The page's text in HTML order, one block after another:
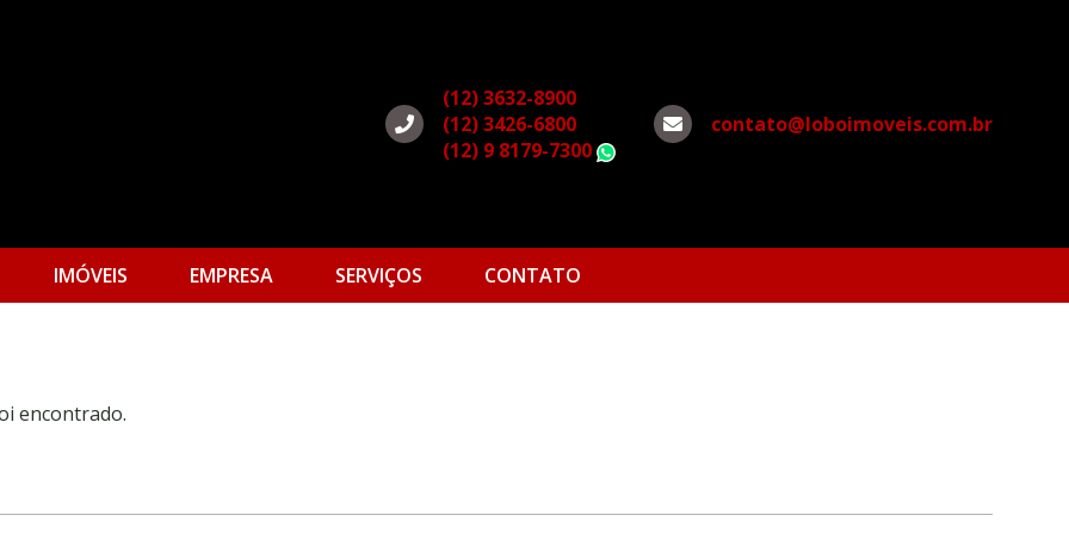
(12) 3632-8900
(12) 3426-6800
(12) 9 8179-7300
contato@loboimoveis.com.br
IMÓVEIS EMPRESA SERVIÇOS CONTATO
encontrado.